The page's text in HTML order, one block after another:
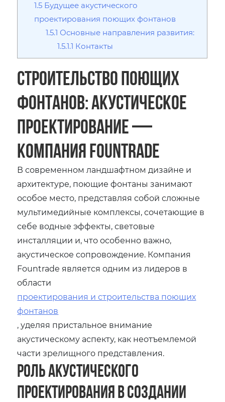
1.5 Будущее акустического
проектирования поющих фонтанов
1.5.1 Основные направления развития:
1.5.1.1 Контакты
Строительство поющих
фонтанов: Акустическое
проектирование —
компания Fountrade
В современном ландшафтном дизайне и
архитектуре, поющие фонтаны занимают
особое место, представляя собой сложные
мультимедийные комплексы, сочетающие в
себе водные эффекты, световые
инсталляции и, что особенно важно,
акустическое сопровождение. Компания
Fountrade является одним из лидеров в
области
проектирования и строительства поющих
фонтанов
, уделяя пристальное внимание
акустическому аспекту, как неотъемлемой
части зрелищного представления.
Роль акустического
проектирования в создании